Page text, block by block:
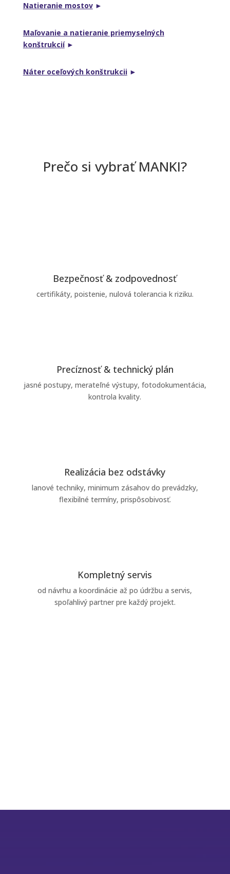
Natieranie mostov►
Maľovanie a natieranie priemyselných
konštrukcií►
Náter oceľových konštrukcii►
Prečo si vybrať MANKI?
Bezpečnosť & zodpovednosť
certifikáty, poistenie, nulová tolerancia k riziku.
Precíznosť & technický plán
jasné postupy, merateľné výstupy, fotodokumentácia,
kontrola kvality.
Realizácia bez odstávky
lanové techniky, minimum zásahov do prevádzky,
flexibilné termíny, prispôsobivosť.
Kompletný servis
od návrhu a koordinácie až po údržbu a servis,
spoľahlivý partner pre každý projekt.